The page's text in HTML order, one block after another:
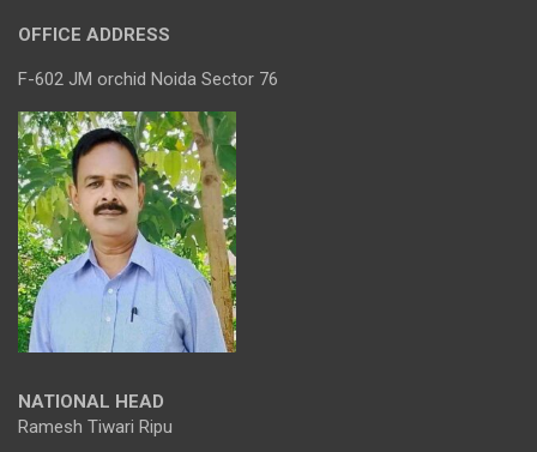
OFFICE ADDRESS
F-602 JM orchid Noida Sector 76
NATIONAL HEAD
Ramesh Tiwari Ripu